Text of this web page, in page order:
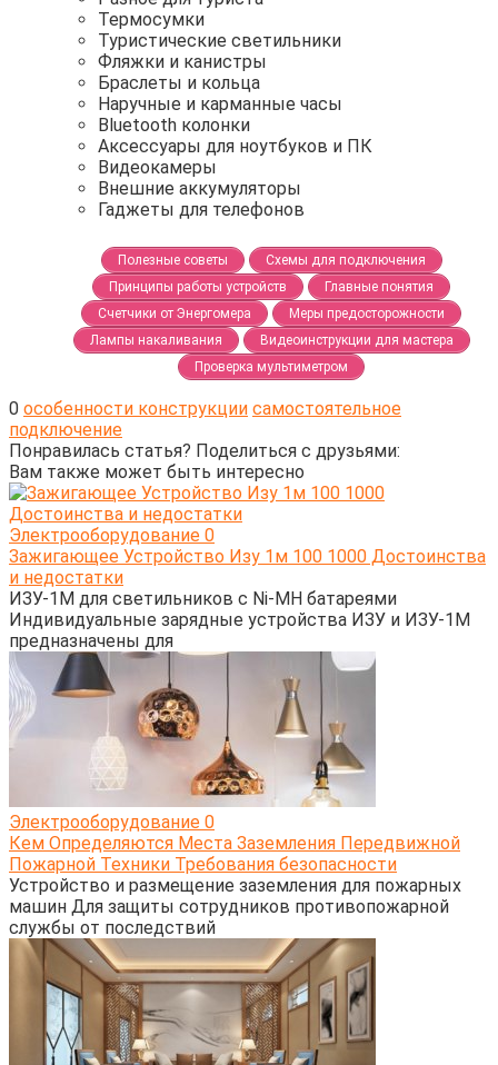
Термосумки
Туристические светильники
Фляжки и канистры
Браслеты и кольца
Наручные и карманные часы
Bluetooth колонки
Аксессуары для ноутбуков и ПК
Видеокамеры
Внешние аккумуляторы
Гаджеты для телефонов
Полезные советы
Схемы для подключения
Принципы работы устройств
Главные понятия
Счетчики от Энергомера
Меры предосторожности
Лампы накаливания
Видеоинструкции для мастера
Проверка мультиметром
0 особенности конструкции самостоятельное
подключение
Понравилась статья? Поделиться с друзьями:
Вам также может быть интересно
Электрооборудование 0
Зажигающее Устройство Изу 1м 100 1000 Достоинства
и недостатки
ИЗУ-1М для светильников с Ni-MH батареями
Индивидуальные зарядные устройства ИЗУ и ИЗУ-1М
предназначены для
Электрооборудование 0
Кем Определяются Места Заземления Передвижной
Пожарной Техники Требования безопасности
Устройство и размещение заземления для пожарных
машин Для защиты сотрудников противопожарной
службы от последствий